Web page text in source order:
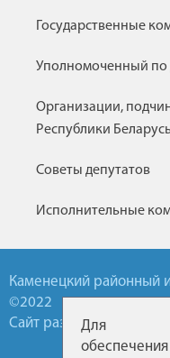
Государственные
Уполномоченный по
Организации,
Республики
Советы депутатов
Исполнительные
Каменецкий районный
©2022
Сайт разработан УП
Для
обеспечения